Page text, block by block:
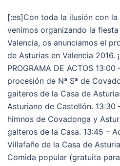
[:es]Con toda la ilusión con
venimos organizando la
Valencia, os anunciamos el
de Asturias en Valencia 2016.
PROGRAMA DE ACTOS
procesión de Nª Sª de
gaiteros de la Casa de
Asturiano de Castellón. 13:30
himnos de Covadonga y
gaiteros de la Casa. 13:45 –
Villafañe de la Casa de
Comida popular (gratuita